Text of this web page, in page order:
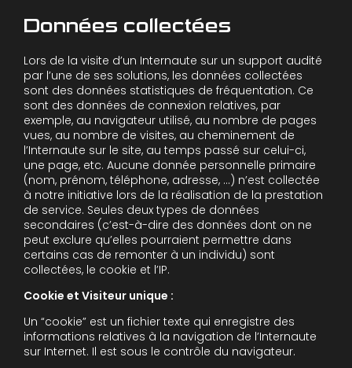
Données collectées
Lors de la visite d’un Internaute sur un support audité
par l’une de ses solutions, les données collectées
sont des données statistiques de fréquentation. Ce
sont des données de connexion relatives, par
exemple, au navigateur utilisé, au nombre de pages
vues, au nombre de visites, au cheminement de
l’Internaute sur le site, au temps passé sur celui-ci,
une page, etc. Aucune donnée personnelle primaire
(nom, prénom, téléphone, adresse, …) n’est collectée
à notre initiative lors de la réalisation de la prestation
de service. Seules deux types de données
secondaires (c’est-à-dire des données dont on ne
peut exclure qu’elles pourraient permettre dans
certains cas de remonter à un individu) sont
collectées, le cookie et l’IP.
Cookie et Visiteur unique :
Un “cookie” est un fichier texte qui enregistre des
informations relatives à la navigation de l’Internaute
sur Internet. Il est sous le contrôle du navigateur.